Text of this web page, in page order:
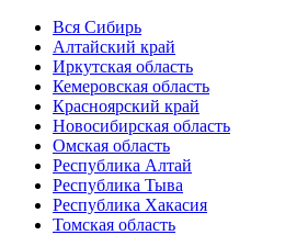
Вся Сибирь
Алтайский край
Иркутская область
Кемеровская область
Красноярский край
Новосибирская область
Омская область
Республика Алтай
Республика Тыва
Республика Хакасия
Томская область